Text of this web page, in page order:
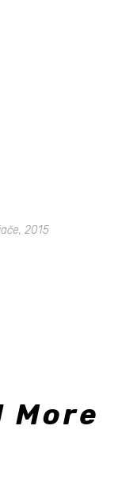
2015
More